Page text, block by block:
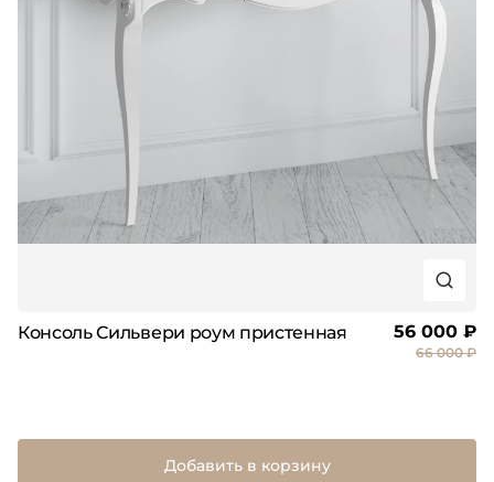
Консоль Сильвери роум пристенная 56 000 ₽
66 000 ₽
Добавить в корзину